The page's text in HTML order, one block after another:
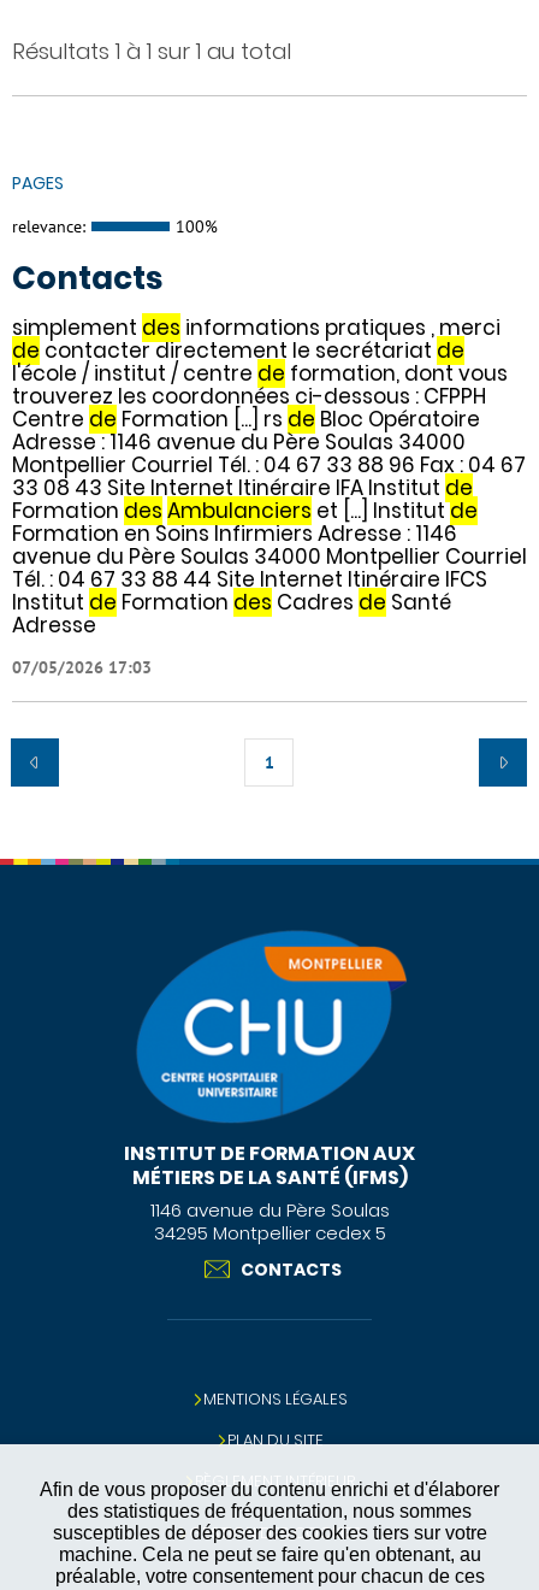
Afin de vous proposer du contenu enrichi et d'élaborer
des statistiques de fréquentation, nous sommes
susceptibles de déposer des cookies tiers sur votre
machine. Cela ne peut se faire qu'en obtenant, au
préalable, votre consentement pour chacun de ces
Résultats 1 à 1 sur 1 au total
PAGES
relevance: 100%
Contacts
simplement des informations pratiques , merci
de contacter directement le secrétariat de
l'école / institut / centre de formation, dont vous
trouverez les coordonnées ci-dessous : CFPPH
Centre de Formation [...] rs de Bloc Opératoire
Adresse : 1146 avenue du Père Soulas 34000
Montpellier Courriel Tél. : 04 67 33 88 96 Fax : 04 67
33 08 43 Site Internet Itinéraire IFA Institut de
Formation des Ambulanciers et [...] Institutde
Formation en Soins Infirmiers Adresse : 1146
avenue du Père Soulas 34000 Montpellier Courriel
Tél. : 04 67 33 88 44 Site Internet Itinéraire IFCS
Institut de Formation des Cadres de Santé
Adresse
07/05/2026 17:03
1
INSTITUT DE FORMATION AUX
MÉTIERS DE LA SANTÉ (IFMS)
1146 avenue du Père Soulas
34295 Montpellier cedex 5
CONTACTS
MENTIONS LÉGALES
PLAN DU SITE
RÈGLEMENT INTÉRIEUR
GESTION DES COOKIES